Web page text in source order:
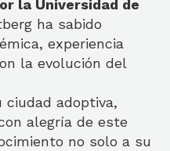
la Universidad de
ha sabido
experiencia
la evolución del
ciudad adoptiva,
alegría de este
no solo a su